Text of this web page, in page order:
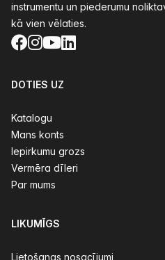
instrumentu un piederumu
kā vien vēlaties.
Facebook
Instagram
YouTube
LinkedIn
DOTIES UZ
Katalogu
Mans konts
Iepirkumu grozs
Vermēra dīleri
Par mums
LIKUMĪGS
Lietošanas nosacījumi